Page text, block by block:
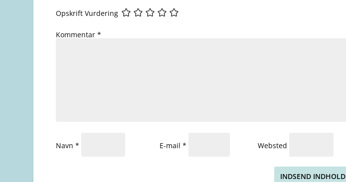
Opskrift Vurdering
Kommentar *
Navn * E-mail * Websted
INDSEND INDHOLD